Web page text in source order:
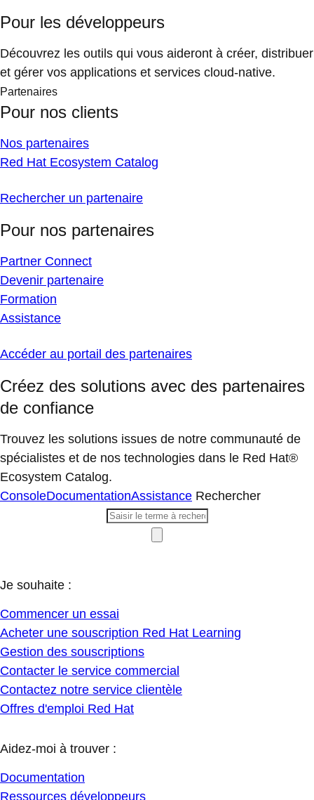
Pour les développeurs
Découvrez les outils qui vous aideront à créer, distribuer
et gérer vos applications et services cloud-native.
Partenaires
Pour nos clients
Nos partenaires
Red Hat Ecosystem Catalog
Rechercher un partenaire
Pour nos partenaires
Partner Connect
Devenir partenaire
Formation
Assistance
Accéder au portail des partenaires
Créez des solutions avec des partenaires
de confiance
Trouvez les solutions issues de notre communauté de
spécialistes et de nos technologies dans le Red Hat®
Ecosystem Catalog.
ConsoleDocumentationAssistance Rechercher
Je souhaite :
Commencer un essai
Acheter une souscription Red Hat Learning
Gestion des souscriptions
Contacter le service commercial
Contactez notre service clientèle
Offres d'emploi Red Hat
Aidez-moi à trouver :
Documentation
Ressources développeurs